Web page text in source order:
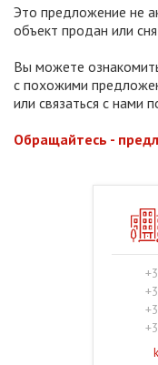
Это предложение не
объект продан или
Вы можете
с похожими
или связаться с нами
Обращайтесь -